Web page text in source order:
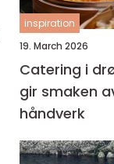
inspiration
19. March 2026
Catering i
gir smaken
håndverk